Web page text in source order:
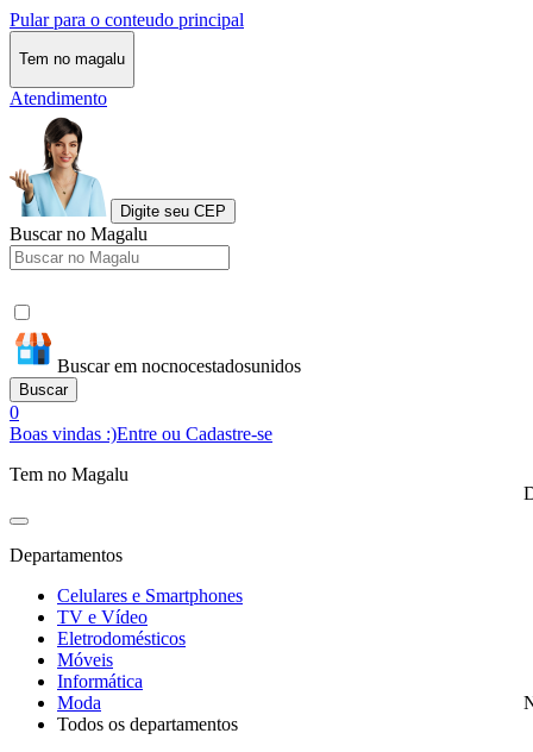
Pular para o conteudo principal
Tem no magalu
Atendimento
Digite seu CEP
Buscar no Magalu
Buscar em nocnocestadosunidos
Buscar
0
Boas vindas :)Entre ou Cadastre-se
Tem no Magalu
Departamentos
Celulares e Smartphones
TV e Vídeo
Eletrodomésticos
Móveis
Informática
Moda
Todos os departamentos